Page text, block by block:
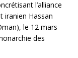
l’alliance
iranien Hassan
le 12 mars
des